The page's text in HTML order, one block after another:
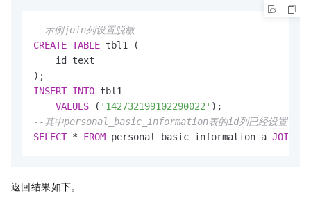
--示例join列设置脱敏
CREATE TABLE tbl1 (
    id text
INSERT INTO tbl1
VALUES ( '142732199102290022'
--其中personal_basic_information表的id列已经设置了脱
SELECT * FROM personal_basic_information a JOIN
返回结果如下。